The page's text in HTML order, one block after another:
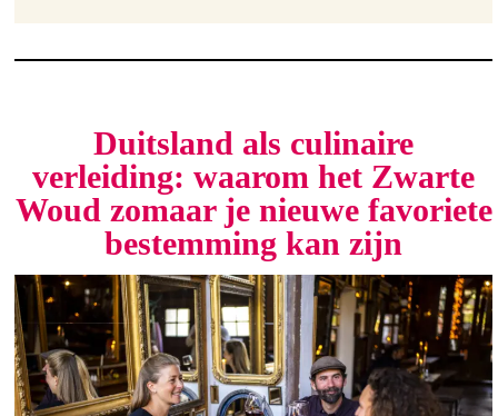
Duitsland als culinaire
verleiding: waarom het Zwarte
Woud zomaar je nieuwe favoriete
bestemming kan zijn